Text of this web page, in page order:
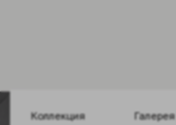
Коллекция Галерея